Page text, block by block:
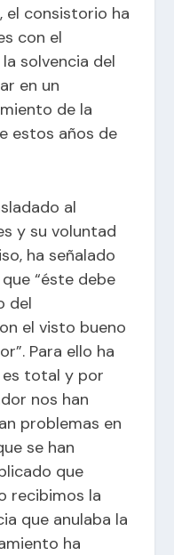
el consistorio ha
con el
solvencia del
en un
de la
estos años de
al
y su voluntad
ha señalado
“éste debe
del
el visto bueno
Para ello ha
es total y por
nos han
problemas en
se han
que
recibimos la
que anulaba la
ha